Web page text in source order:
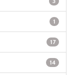
1
17
14